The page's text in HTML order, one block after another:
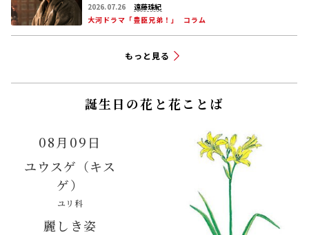
2026.07.26
遠藤珠紀
大河ドラマ「豊臣兄弟！」
コラム
もっと見る
誕生日の花と花ことば
08月09日
ユウスゲ（キス
ゲ）
ユリ科
麗しき姿